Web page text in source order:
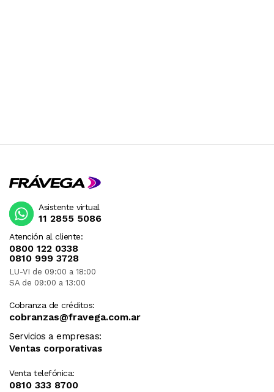
Atención al cliente:
0800 122 0338
0810 999 3728
LU-VI de 09:00 a 18:00
SA de 09:00 a 13:00
Cobranza de créditos:
cobranzas@fravega.com.ar
Servicios a empresas:
Ventas corporativas
Venta telefónica:
0810 333 8700
Asistente virtual
11 2855 5086